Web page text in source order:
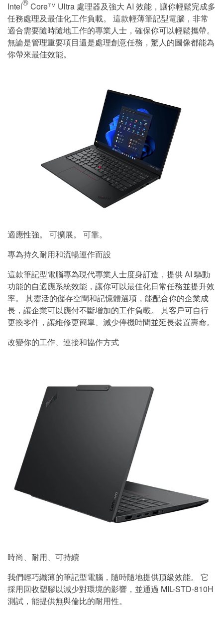
Intel®Core™ Ultra 處理器及強大 AI 效能，讓你輕鬆完成多
任務處理及最佳化工作負載。 這款輕薄筆記型電腦，非常
適合需要隨時隨地工作的專業人士，確保你可以輕鬆攜帶。
無論是管理重要項目還是處理創意任務，驚人的圖像都能為
你帶來最佳效能。
適應性強。 可擴展。 可靠。
專為持久耐用和流暢運作而設
這款筆記型電腦專為現代專業人士度身訂造，提供 AI 驅動
功能的自適應系統效能，讓你可以最佳化日常任務並提升效
率。 其靈活的儲存空間和記憶體選項，能配合你的企業成
長，讓企業可以應付不斷增加的工作負載。 其客戶可自行
更換零件，讓維修更簡單、減少停機時間並延長裝置壽命。
改變你的工作、連接和協作方式
時尚、耐用、可持續
我們輕巧纖薄的筆記型電腦，隨時隨地提供頂級效能。 它
採用回收塑膠以減少對環境的影響，並通過 MIL-STD-810H
測試，能提供無與倫比的耐用性。